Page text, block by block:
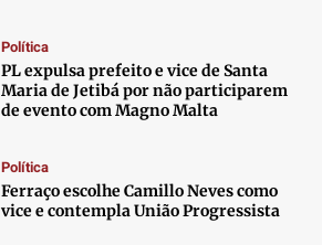
Política
PL expulsa prefeito e vice de Santa
Maria de Jetibá por não participarem
de evento com Magno Malta
Política
Ferraço escolhe Camillo Neves como
vice e contempla União Progressista